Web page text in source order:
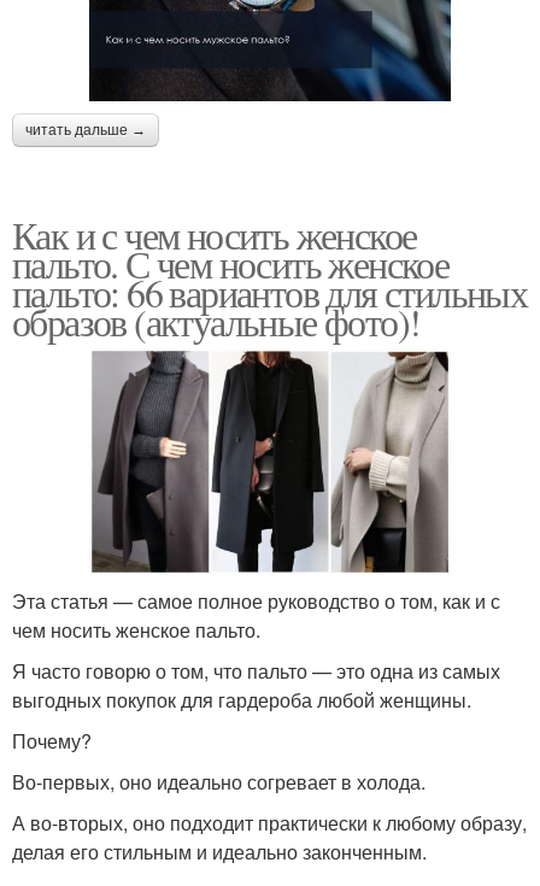
читать дальше →
Как и с чем носить женское
пальто. С чем носить женское
пальто: 66 вариантов для стильных
образов (актуальные фото)!
Эта статья — самое полное руководство о том, как и с
чем носить женское пальто.
Я часто говорю о том, что пальто — это одна из самых
выгодных покупок для гардероба любой женщины.
Почему?
Во-первых, оно идеально согревает в холода.
А во-вторых, оно подходит практически к любому образу,
делая его стильным и идеально законченным.